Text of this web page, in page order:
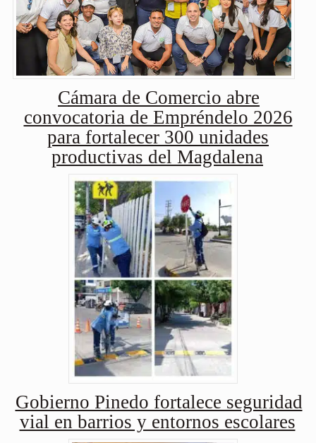
Cámara de Comercio abre
convocatoria de Empréndelo 2026
para fortalecer 300 unidades
productivas del Magdalena
Gobierno Pinedo fortalece seguridad
vial en barrios y entornos escolares